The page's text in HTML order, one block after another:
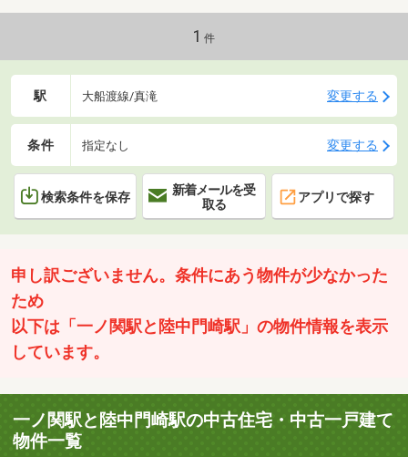
1 件
駅 大船渡線/真滝 変更する
条件 指定なし 変更する
検索条件を保存
新着メールを受
取る
アプリで探す
申し訳ございません。条件にあう物件が少なかった
ため
以下は「一ノ関駅と陸中門崎駅」の物件情報を表示
しています。
一ノ関駅と陸中門崎駅の中古住宅・中古一戸建て
物件一覧